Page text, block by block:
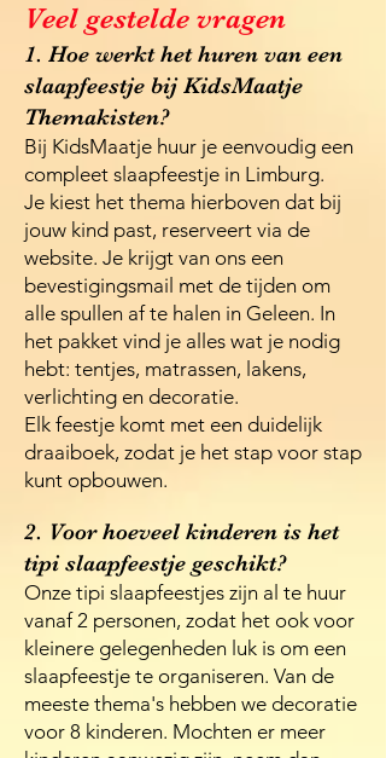
Veel gestelde vragen
1. Hoe werkt het huren van een
slaapfeestje bij KidsMaatje
Themakisten?
Bij KidsMaatje huur je eenvoudig een
compleet slaapfeestje in Limburg.
Je kiest het thema hierboven dat bij
jouw kind past, reserveert via de
website. Je krijgt van ons een
bevestigingsmail met de tijden om
alle spullen af te halen in Geleen. In
het pakket vind je alles wat je nodig
hebt: tentjes, matrassen, lakens,
verlichting en decoratie.
Elk feestje komt met een duidelijk
draaiboek, zodat je het stap voor stap
kunt opbouwen.
2. Voor hoeveel kinderen is het
tipi slaapfeestje geschikt?
Onze tipi slaapfeestjes zijn al te huur
vanaf 2 personen, zodat het ook voor
kleinere gelegenheden luk is om een
slaapfeestje te organiseren. Van de
meeste thema's hebben we decoratie
voor 8 kinderen. Mochten er meer